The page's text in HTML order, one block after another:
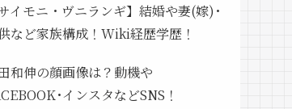
サイモニ・ヴニランギ】結婚や妻(嫁)･
など家族構成！Wiki経歴学歴！
和伸の顔画像は？動機や
･インスタなどSNS！